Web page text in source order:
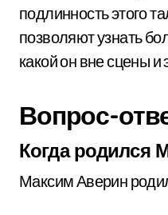
подлинность этого
позволяют узнать
какой он вне сцены и
Вопрос-
Когда родился
Максим Аверин